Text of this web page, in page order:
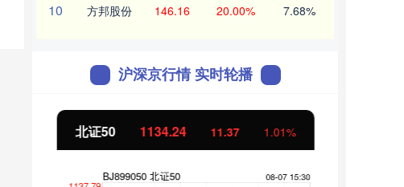
10 方邦股份 146.16 20.00% 7.68%
沪深京行情 实时轮播
北证50 1134.24 11.37 1.01%